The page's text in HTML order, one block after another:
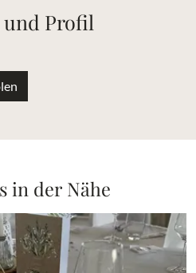
Profil
in der Nähe